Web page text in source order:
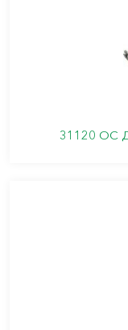
31120 ОС